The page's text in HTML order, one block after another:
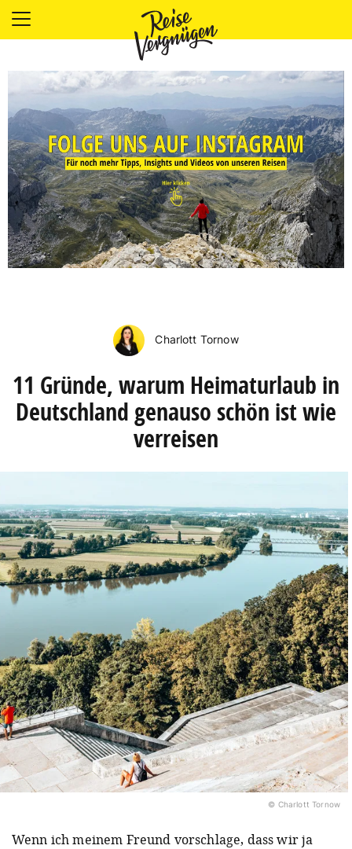
LÄNDER
UNTERKÜNFTE
FOOD
PLANUNG
OUTDOOR
Charlott Tornow
11 Gründe, warum Heimaturlaub in
Deutschland genauso schön ist wie
verreisen
© Charlott Tornow
Wenn ich meinem Freund vorschlage, dass wir ja